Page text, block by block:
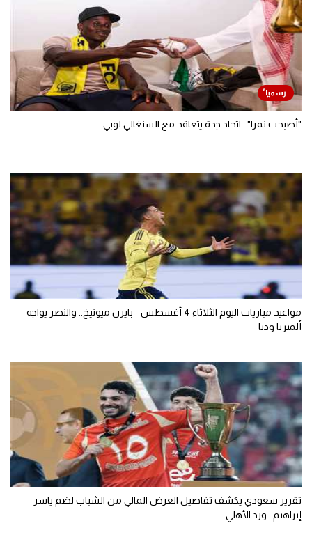
"أصبحت نمرا".. اتحاد جدة يتعاقد مع السنغالي لوبي
مواعيد مباريات اليوم الثلاثاء 4 أغسطس - بايرن ميونيخ.. والنصر يواجه
ألميريا وديا
تقرير سعودي يكشف تفاصيل العرض المالي من الشباب لضم ياسر
إبراهيم.. ورد الأهلي